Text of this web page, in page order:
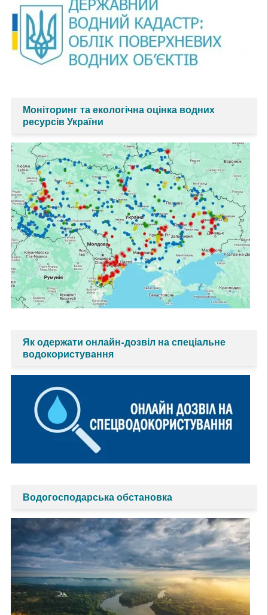
Моніторинг та екологічна оцінка водних
ресурсів України
Як одержати онлайн-дозвіл на спеціальне
водокористування
Водогосподарська обстановка